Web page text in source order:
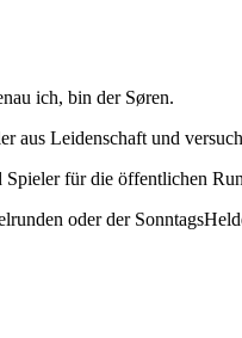
ich, bin der Søren.
aus Leidenschaft und
für die öffentlichen
oder der